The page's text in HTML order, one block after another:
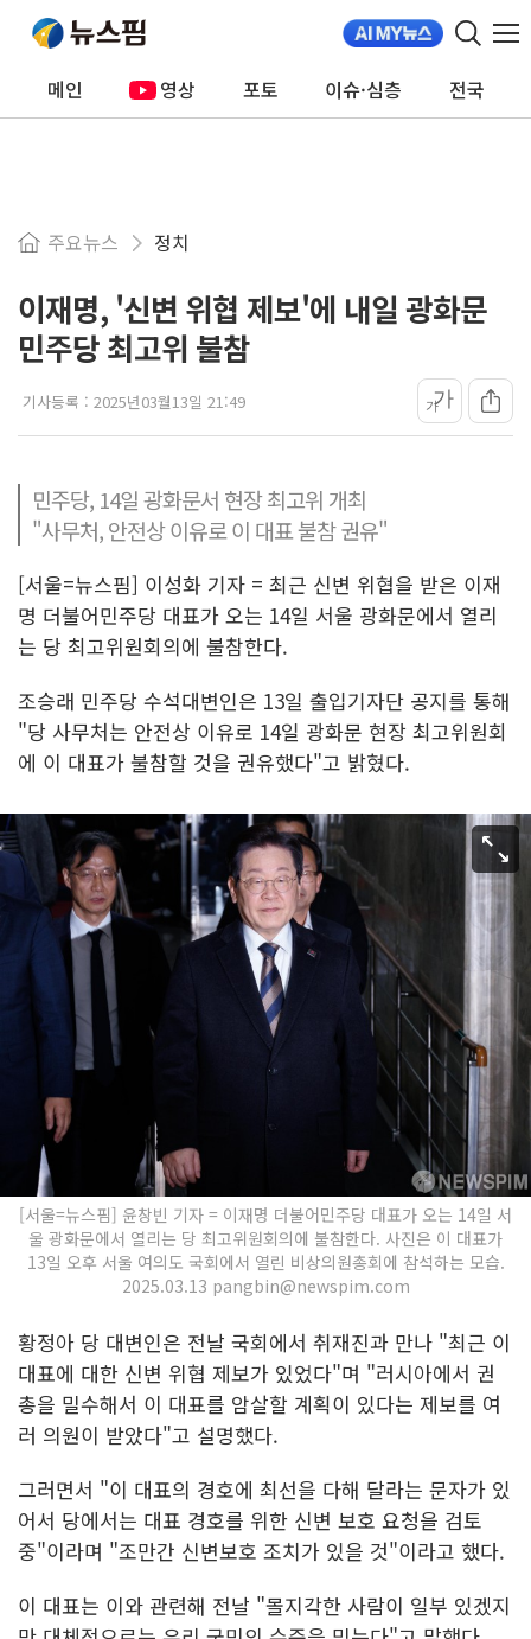
메인 영상 포토 이슈·심층 전국
주요뉴스 정치
이재명, '신변 위협 제보'에 내일 광화문
민주당 최고위 불참
기사등록 : 2025년03월13일 21:49 가가
민주당, 14일 광화문서 현장 최고위 개최
"사무처, 안전상 이유로 이 대표 불참 권유"
[서울=뉴스핌] 이성화 기자 = 최근 신변 위협을 받은 이재
명 더불어민주당 대표가 오는 14일 서울 광화문에서 열리
는 당 최고위원회의에 불참한다.
조승래 민주당 수석대변인은 13일 출입기자단 공지를 통해
"당 사무처는 안전상 이유로 14일 광화문 현장 최고위원회
에 이 대표가 불참할 것을 권유했다"고 밝혔다.
[서울=뉴스핌] 윤창빈 기자 = 이재명 더불어민주당 대표가 오는 14일 서
울 광화문에서 열리는 당 최고위원회의에 불참한다. 사진은 이 대표가
13일 오후 서울 여의도 국회에서 열린 비상의원총회에 참석하는 모습.
2025.03.13 pangbin@newspim.com
황정아 당 대변인은 전날 국회에서 취재진과 만나 "최근 이
대표에 대한 신변 위협 제보가 있었다"며 "러시아에서 권
총을 밀수해서 이 대표를 암살할 계획이 있다는 제보를 여
러 의원이 받았다"고 설명했다.
그러면서 "이 대표의 경호에 최선을 다해 달라는 문자가 있
어서 당에서는 대표 경호를 위한 신변 보호 요청을 검토
중"이라며 "조만간 신변보호 조치가 있을 것"이라고 했다.
이 대표는 이와 관련해 전날 "몰지각한 사람이 일부 있겠지